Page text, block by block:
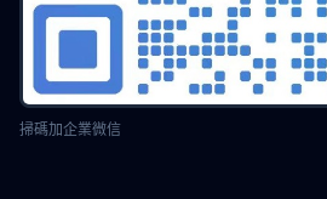
掃碼加企業微信